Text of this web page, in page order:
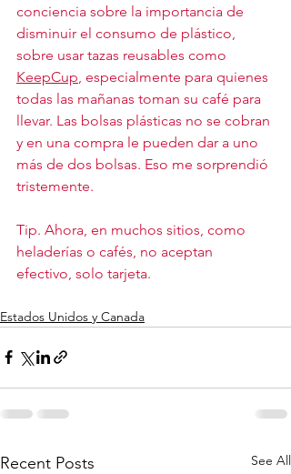
conciencia sobre la importancia de
disminuir el consumo de plástico,
sobre usar tazas reusables como
KeepCup , especialmente para quienes
todas las mañanas toman su café para
llevar. Las bolsas plásticas no se cobran
y en una compra le pueden dar a uno
más de dos bolsas. Eso me sorprendió
tristemente.
Tip. Ahora, en muchos sitios, como
heladerías o cafés, no aceptan
efectivo, solo tarjeta.
Estados Unidos y Canada
Recent Posts See All